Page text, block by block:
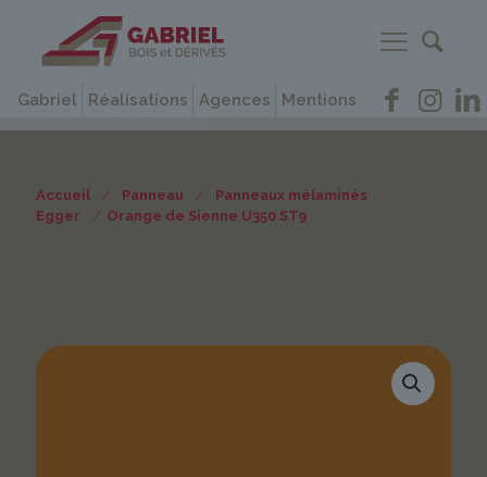
Gabriel Réalisations Agences Mentions
Accueil / Panneau /
Panneaux mélaminés
Egger
/ Orange de Sienne U350 ST9